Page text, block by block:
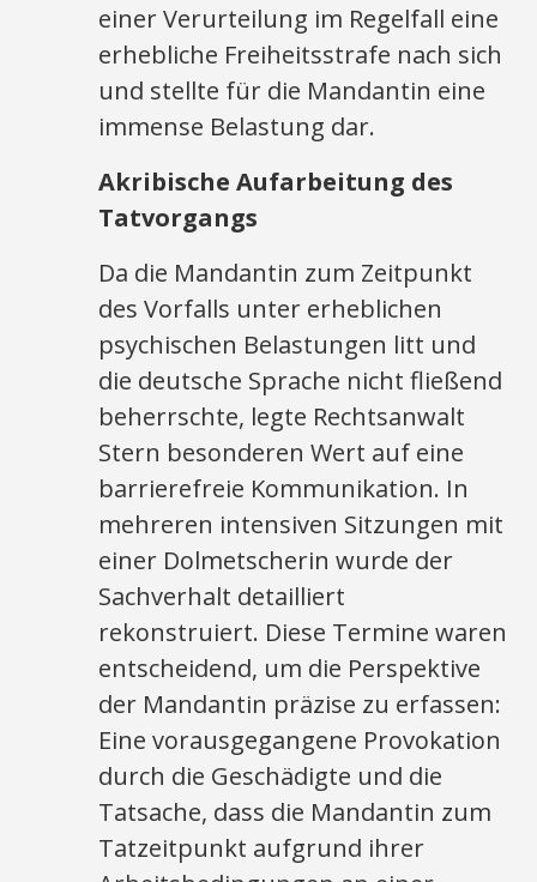
einer Verurteilung im Regelfall eine
erhebliche Freiheitsstrafe nach sich
und stellte für die Mandantin eine
immense Belastung dar.
Akribische Aufarbeitung des
Tatvorgangs
Da die Mandantin zum Zeitpunkt
des Vorfalls unter erheblichen
psychischen Belastungen litt und
die deutsche Sprache nicht fließend
beherrschte, legte Rechtsanwalt
Stern besonderen Wert auf eine
barrierefreie Kommunikation. In
mehreren intensiven Sitzungen mit
einer Dolmetscherin wurde der
Sachverhalt detailliert
rekonstruiert. Diese Termine waren
entscheidend, um die Perspektive
der Mandantin präzise zu erfassen:
Eine vorausgegangene Provokation
durch die Geschädigte und die
Tatsache, dass die Mandantin zum
Tatzeitpunkt aufgrund ihrer